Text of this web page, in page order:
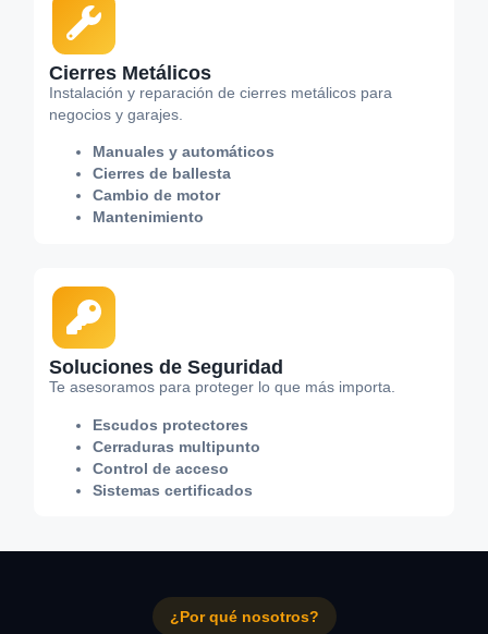
Cierres Metálicos
Instalación y reparación de cierres metálicos para
negocios y garajes.
Manuales y automáticos
Cierres de ballesta
Cambio de motor
Mantenimiento
Soluciones de Seguridad
Te asesoramos para proteger lo que más importa.
Escudos protectores
Cerraduras multipunto
Control de acceso
Sistemas certificados
¿Por qué nosotros?